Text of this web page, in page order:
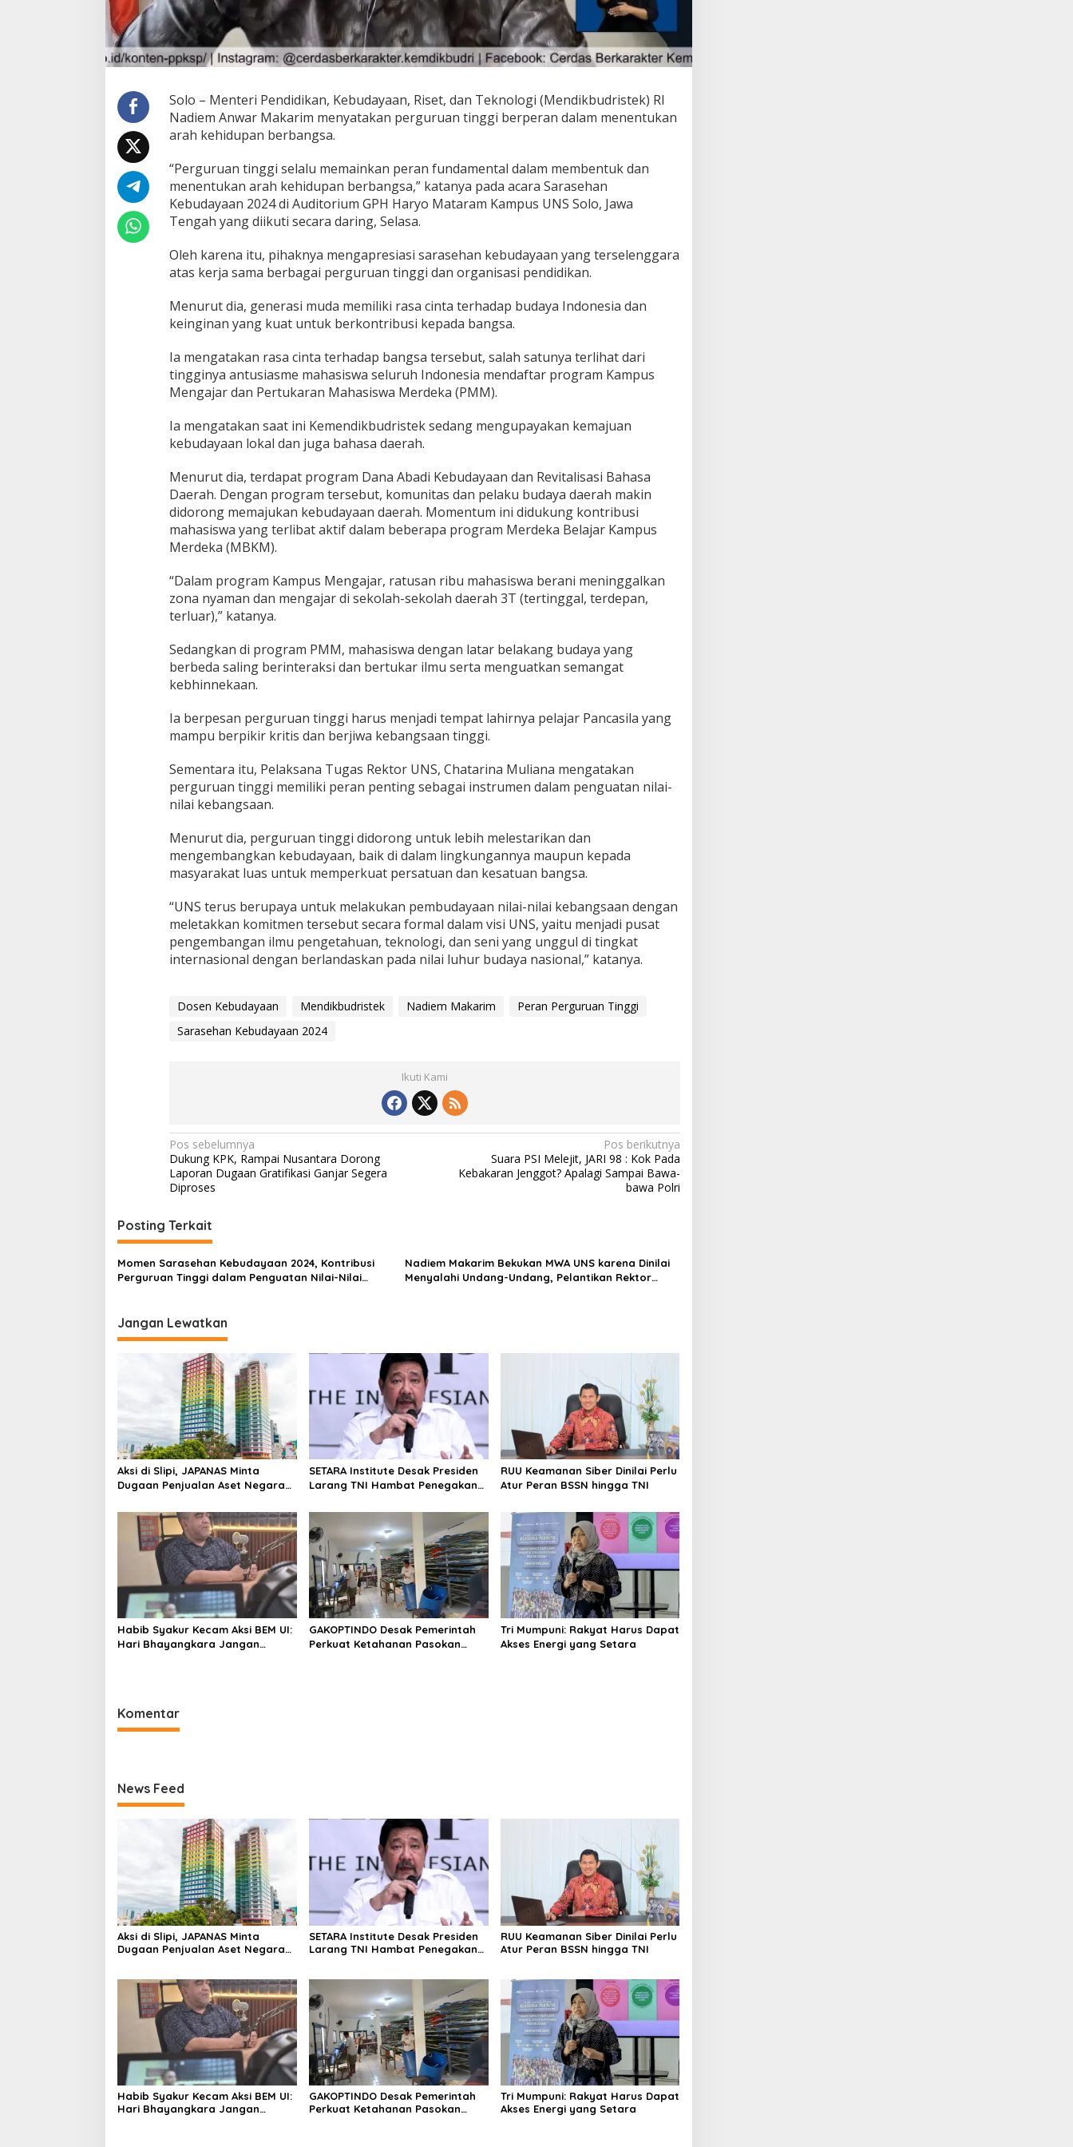
r
n
F
u
a
m
e
t
l
d
a
a
M
n
e
t
u
k
a
A
r
a
K
e
h
i
d
u
a
n
B
e
b
a
n
a
Solo – Menteri Pendidikan, Kebudayaan, Riset, dan Teknologi (Mendikbudristek) RI
Nadiem Anwar Makarim menyatakan perguruan tinggi berperan dalam menentukan
arah kehidupan berbangsa.
“Perguruan tinggi selalu memainkan peran fundamental dalam membentuk dan
menentukan arah kehidupan berbangsa,” katanya pada acara Sarasehan
Kebudayaan 2024 di Auditorium GPH Haryo Mataram Kampus UNS Solo, Jawa
Tengah yang diikuti secara daring, Selasa.
Oleh karena itu, pihaknya mengapresiasi sarasehan kebudayaan yang terselenggara
atas kerja sama berbagai perguruan tinggi dan organisasi pendidikan.
Menurut dia, generasi muda memiliki rasa cinta terhadap budaya Indonesia dan
keinginan yang kuat untuk berkontribusi kepada bangsa.
Ia mengatakan rasa cinta terhadap bangsa tersebut, salah satunya terlihat dari
tingginya antusiasme mahasiswa seluruh Indonesia mendaftar program Kampus
Mengajar dan Pertukaran Mahasiswa Merdeka (PMM).
Ia mengatakan saat ini Kemendikbudristek sedang mengupayakan kemajuan
kebudayaan lokal dan juga bahasa daerah.
Menurut dia, terdapat program Dana Abadi Kebudayaan dan Revitalisasi Bahasa
Daerah. Dengan program tersebut, komunitas dan pelaku budaya daerah makin
didorong memajukan kebudayaan daerah. Momentum ini didukung kontribusi
mahasiswa yang terlibat aktif dalam beberapa program Merdeka Belajar Kampus
Merdeka (MBKM).
“Dalam program Kampus Mengajar, ratusan ribu mahasiswa berani meninggalkan
zona nyaman dan mengajar di sekolah-sekolah daerah 3T (tertinggal, terdepan,
terluar),” katanya.
Sedangkan di program PMM, mahasiswa dengan latar belakang budaya yang
berbeda saling berinteraksi dan bertukar ilmu serta menguatkan semangat
kebhinnekaan.
Ia berpesan perguruan tinggi harus menjadi tempat lahirnya pelajar Pancasila yang
mampu berpikir kritis dan berjiwa kebangsaan tinggi.
Sementara itu, Pelaksana Tugas Rektor UNS, Chatarina Muliana mengatakan
perguruan tinggi memiliki peran penting sebagai instrumen dalam penguatan nilai-
nilai kebangsaan.
Menurut dia, perguruan tinggi didorong untuk lebih melestarikan dan
mengembangkan kebudayaan, baik di dalam lingkungannya maupun kepada
masyarakat luas untuk memperkuat persatuan dan kesatuan bangsa.
“UNS terus berupaya untuk melakukan pembudayaan nilai-nilai kebangsaan dengan
meletakkan komitmen tersebut secara formal dalam visi UNS, yaitu menjadi pusat
pengembangan ilmu pengetahuan, teknologi, dan seni yang unggul di tingkat
internasional dengan berlandaskan pada nilai luhur budaya nasional,” katanya.
Dosen Kebudayaan Mendikbudristek Nadiem Makarim
Peran Perguruan Tinggi
Sarasehan Kebudayaan 2024
Ikuti Kami
N
a
v
i
g
a
s
p
o
Pos sebelumnya
Dukung KPK, Rampai Nusantara Dorong
Laporan Dugaan Gratifikasi Ganjar Segera
Diproses
Pos berikutnya
Suara PSI Melejit, JARI 98 : Kok Pada
Kebakaran Jenggot? Apalagi Sampai Bawa-
bawa Polri
Posting Terkait
Momen Sarasehan Kebudayaan 2024, Kontribusi
Perguruan Tinggi dalam Penguatan Nilai-Nilai
Nadiem Makarim Bekukan MWA UNS karena Dinilai
Menyalahi Undang-Undang, Pelantikan Rektor
Jangan Lewatkan
Aksi di Slipi, JAPANAS Minta
Dugaan Penjualan Aset Negara
Plaza Diusut
SETARA Institute Desak Presiden
Larang TNI Hambat Penegakan
RUU Keamanan Siber Dinilai Perlu
Atur Peran BSSN hingga TNI
Habib Syakur Kecam Aksi BEM UI:
Hari Bhayangkara Jangan
GAKOPTINDO Desak Pemerintah
Perkuat Ketahanan Pasokan
Tri Mumpuni: Rakyat Harus Dapat
Akses Energi yang Setara
Komentar
News Feed
Aksi di Slipi, JAPANAS Minta
Dugaan Penjualan Aset Negara
SETARA Institute Desak Presiden
Larang TNI Hambat Penegakan
RUU Keamanan Siber Dinilai Perlu
Atur Peran BSSN hingga TNI
Habib Syakur Kecam Aksi BEM UI:
Hari Bhayangkara Jangan
GAKOPTINDO Desak Pemerintah
Perkuat Ketahanan Pasokan
Tri Mumpuni: Rakyat Harus Dapat
Akses Energi yang Setara